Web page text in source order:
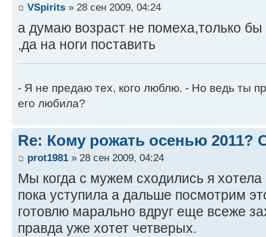
VSpirits » 28 сен 2009, 04:24
а думаю возраст не помеха,только
,да на ноги поставить
- Я не предаю тех, кого люблю. - Но ведь ты
его любила?
Re: Кому рожать осенью 2011?
prot1981 » 28 сен 2009, 04:24
Мы когда с мужем сходились я
пока уступила а дальше посмотрим
готовлю марально вдруг еще всеже
правда уже хотет четверых.